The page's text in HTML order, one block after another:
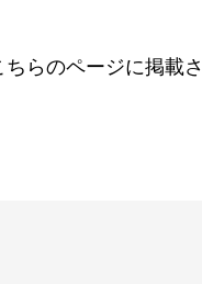
らのページに掲載さ